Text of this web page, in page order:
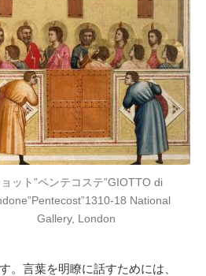
ット”ペンテコステ”GIOTTO di
18 National
Gallery, London
。言葉を明瞭に話すためには、